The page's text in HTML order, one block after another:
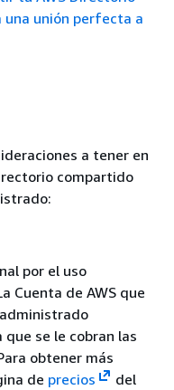
unión perfecta a
a tener en
compartido
por el uso
Cuenta de AWS que
se le cobran las
obtener más
de precios
del